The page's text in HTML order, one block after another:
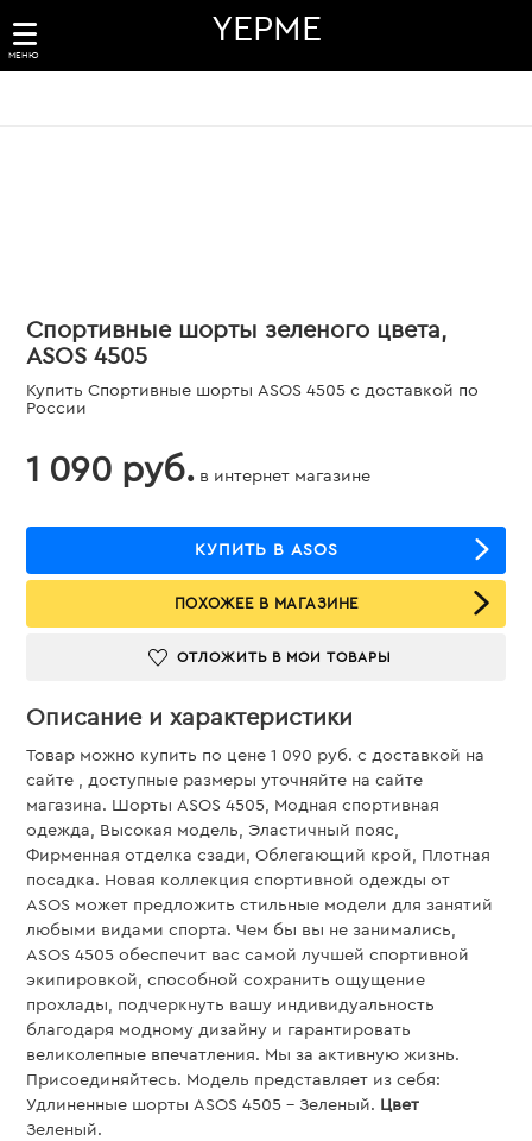
МЕНЮ
YEPME
Спортивные шорты зеленого цвета,
ASOS 4505
Купить Спортивные шорты ASOS 4505 с доставкой по
России
1 090 руб. в интернет магазине
КУПИТЬ В ASOS
ПОХОЖЕЕ В МАГАЗИНЕ
ОТЛОЖИТЬ В МОИ ТОВАРЫ
Описание и характеристики
Товар можно купить по цене 1 090 руб. c доставкой на
сайте , доступные размеры уточняйте на сайте
магазина. Шорты ASOS 4505, Модная спортивная
одежда, Высокая модель, Эластичный пояс,
Фирменная отделка сзади, Облегающий крой, Плотная
посадка. Новая коллекция спортивной одежды от
ASOS может предложить стильные модели для занятий
любыми видами спорта. Чем бы вы не занимались,
ASOS 4505 обеспечит вас самой лучшей спортивной
экипировкой, способной сохранить ощущение
прохлады, подчеркнуть вашу индивидуальность
благодаря модному дизайну и гарантировать
великолепные впечатления. Мы за активную жизнь.
Присоединяйтесь. Модель представляет из себя:
Удлиненные шорты ASOS 4505 - Зеленый. Цвет
Зеленый.